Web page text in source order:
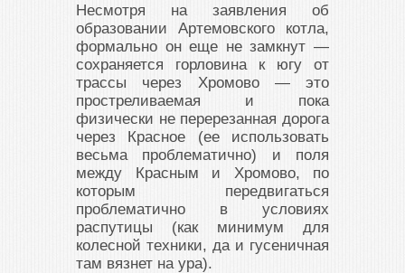
Несмотря на заявления об
образовании Артемовского котла,
формально он еще не замкнут —
сохраняется горловина к югу от
трассы через Хромово — это
простреливаемая и пока
физически не перерезанная дорога
через Красное (ее использовать
весьма проблематично) и поля
между Красным и Хромово, по
которым передвигаться
проблематично в условиях
распутицы (как минимум для
колесной техники, да и гусеничная
там вязнет на ура).